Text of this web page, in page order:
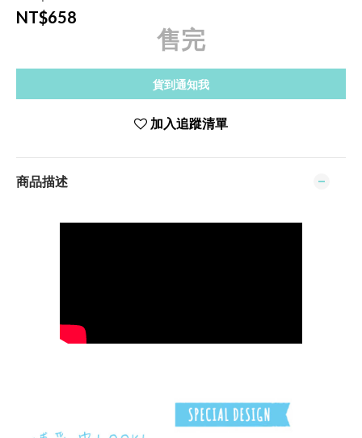
NT$658
售完
貨到通知我
加入追蹤清單
商品描述